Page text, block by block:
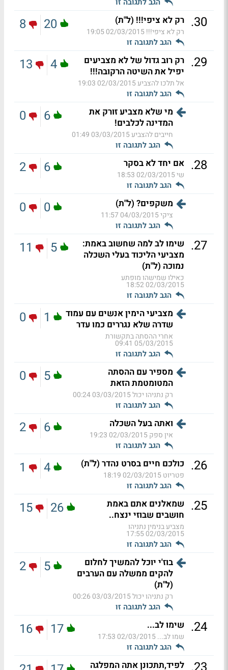
30
. רק לא ציפי!!! (ל"ת)
רק לא ציפי!!!02/03/2015 19:05
הגב לתגובה זו
20
8
29
. רק רוב גדול של לא מצביעים
יפיל את השיטה הרקובה!!!
אל תלכו להצביע02/03/2015 19:03
הגב לתגובה זו
4
13
מי שלא מצביע זורק את
המדינה לכלבים!
חייבים להצביע03/03/2015 01:49
הגב לתגובה זו
6
0
28
. אם יחד לא בסקר
שי02/03/2015 18:53
הגב לתגובה זו
6
2
משקפים? (ל"ת)
ציקי04/03/2015 11:57
הגב לתגובה זו
0
0
27
. שימו לב למה שחשוב באמת:
מצביעי הליכוד בעלי השכלה
נמוכה (ל"ת)
כאילו שמישהו מופתע
02/03/2015 18:52
הגב לתגובה זו
5
11
מצביעי הימין אנשים עם עמוד
שדרה שלא נגררים כמו עדר
אחרי ההסתה בתקשורת
05/03/2015 09:41
הגב לתגובה זו
1
0
מספיר עם ההסתה
המטומטמת הזאת
רק נתניהו יכול03/03/2015 00:24
הגב לתגובה זו
5
0
ואתה בעל השכלה
אין ספק02/03/2015 19:23
הגב לתגובה זו
6
2
26
. כולכם חיים בסרט נהדר (ל"ת)
פטריוט02/03/2015 18:19
הגב לתגובה זו
4
1
25
. שמאלנים אתם באמת
חושבים שבוזי ינצח..
מצביע בנימין נתניהו
02/03/2015 17:55
הגב לתגובה זו
26
15
בוז'י יוכל להמשיך לחלום
להקים ממשלה עם הערבים
(ל"ת)
רק נתניהו יכול03/03/2015 00:26
הגב לתגובה זו
5
2
24
. שימו לב...
שמו לב...02/03/2015 17:53
הגב לתגובה זו
17
16
לפיד,תתכונן אתה המפלגה